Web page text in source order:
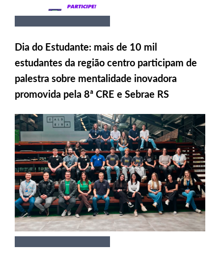
Dia do Estudante: mais de 10 mil
estudantes da região centro participam de
palestra sobre mentalidade inovadora
promovida pela 8ª CRE e Sebrae RS